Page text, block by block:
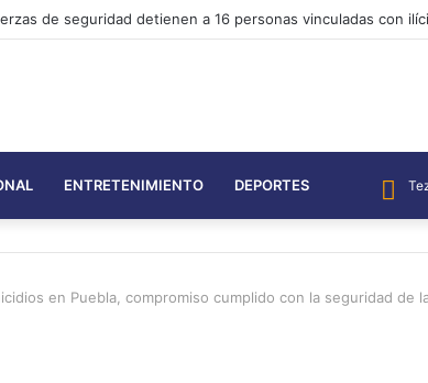
de seguridad detienen a 16 personas vinculadas con
ENTRETENIMIENTO DEPORTES
en Puebla, compromiso cumplido con la seguridad de